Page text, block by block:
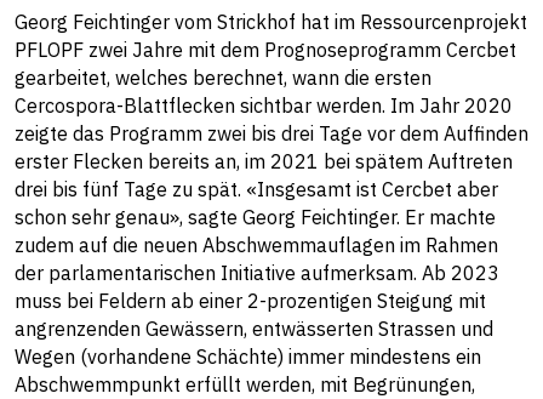
Georg Feichtinger vom Strickhof hat im Ressourcenprojekt
PFLOPF zwei Jahre mit dem Prognoseprogramm Cercbet
gearbeitet, welches berechnet, wann die ersten
Cercospora-Blattflecken sichtbar werden. Im Jahr 2020
zeigte das Programm zwei bis drei Tage vor dem Auffinden
erster Flecken bereits an, im 2021 bei spätem Auftreten
drei bis fünf Tage zu spät. «Insgesamt ist Cercbet aber
schon sehr genau», sagte Georg Feichtinger. Er machte
zudem auf die neuen Abschwemmauflagen im Rahmen
der parlamentarischen Initiative aufmerksam. Ab 2023
muss bei Feldern ab einer 2-prozentigen Steigung mit
angrenzenden Gewässern, entwässerten Strassen und
Wegen (vorhandene Schächte) immer mindestens ein
Abschwemmpunkt erfüllt werden, mit Begrünungen,